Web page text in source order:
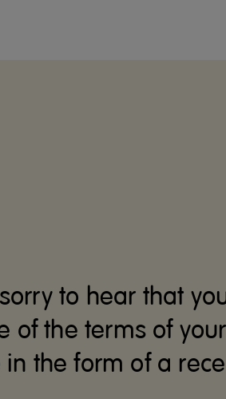
to hear that
of the terms of
the form of a